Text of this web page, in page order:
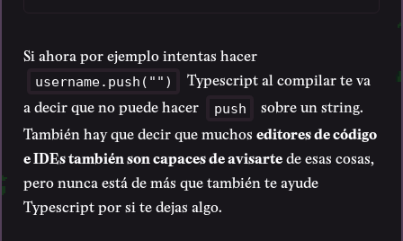
Si ahora por ejemplo intentas hacer
username.push("")
Typescript al compilar te va
a decir que no puede hacer
push
sobre un string.
También hay que decir que muchos editores de código
e IDEs también son capaces de avisartede esas cosas,
pero nunca está de más que también te ayude
Typescript por si te dejas algo.